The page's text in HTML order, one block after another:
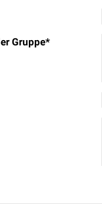
Gruppe*